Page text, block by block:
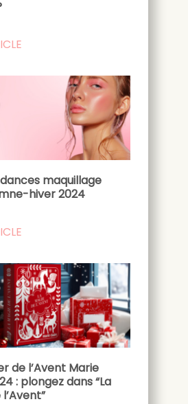
maquillage
hiver 2024
de l’Avent Marie
: plongez dans “La